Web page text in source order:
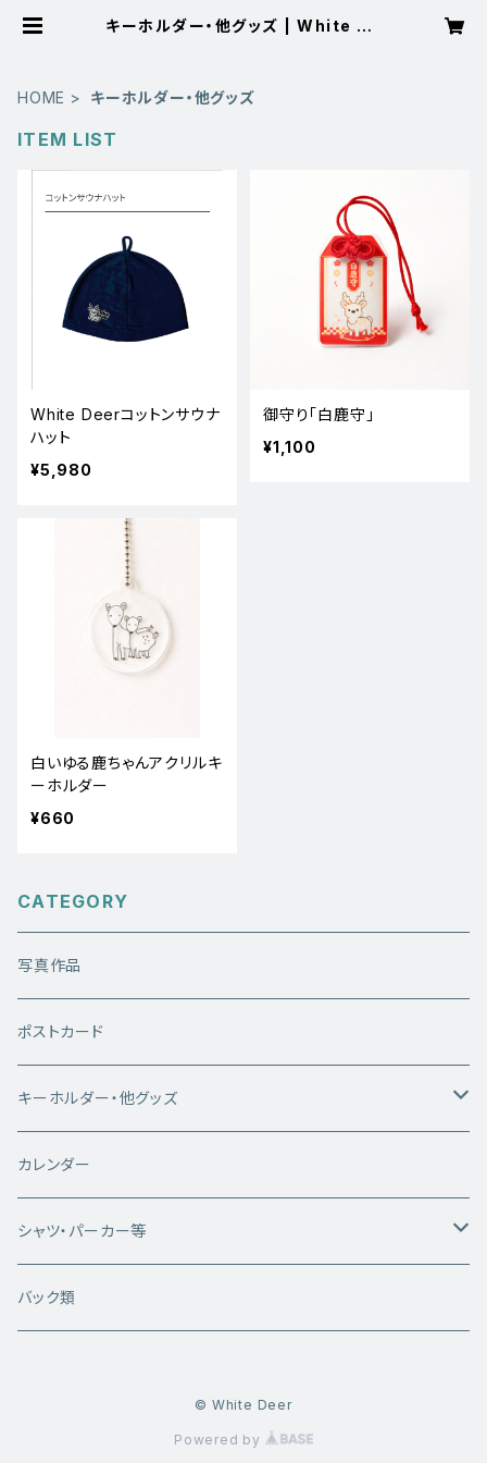
キーホルダー・他グッズ | White De
HOME キーホルダー・他グッズ
ITEM LIST
White Deerコットンサウナ
ハット
¥5,980
御守り「白鹿守」
¥1,100
白いゆる鹿ちゃんアクリルキ
ーホルダー
¥660
CATEGORY
写真作品
ポストカード
キーホルダー・他グッズ
キーホルダー
雑貨類
カレンダー
シャツ・パーカー等
白いシカちゃんシリーズ
バック類
© White Deer
Powered by